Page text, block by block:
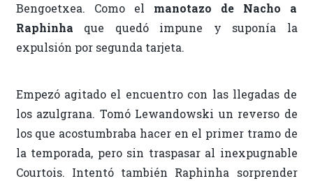
Bengoetxea. Como el manotazo de Nacho a
Raphinha que quedó impune y suponía la
expulsión por segunda tarjeta.
Empezó agitado el encuentro con las llegadas de
los azulgrana. Tomó Lewandowski un reverso de
los que acostumbraba hacer en el primer tramo de
la temporada, pero sin traspasar al inexpugnable
Courtois. Intentó también Raphinha sorprender